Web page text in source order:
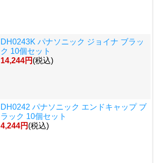
DH0243K パナソニック ジョイナ ブラッ
ク 10個セット
14,244円 (税込)
DH0242 パナソニック エンドキャップ ブ
ラック 10個セット
4,244円 (税込)